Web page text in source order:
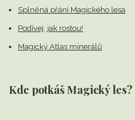
Splněná přání Magického lesa
Podívej, jak rostou!
Magický Atlas minerálů
Kde potkáš Magický les?